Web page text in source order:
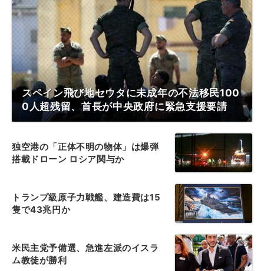
スペイン飛び地セウタに未成年の不法移民100
0人超残留、首長が中央政府に緊急支援要請
独空港の「正体不明の物体」は爆弾
搭載ドローン ロシア関与か
トランプ級原子力戦艦、建造費は15
隻で43兆円か
米民主党予備選、急進左派のイスラ
ム教徒が勝利